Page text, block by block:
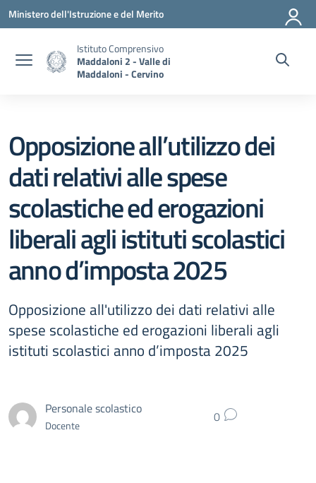
Vai ai contenuti
Vai al menu di navigazione
Vai al footer
Ministero dell'Istruzione e del Merito
Istituto Comprensivo
Maddaloni 2 - Valle di
Maddaloni - Cervino
Opposizione all’utilizzo dei
dati relativi alle spese
scolastiche ed erogazioni
liberali agli istituti scolastici
anno d’imposta 2025
Opposizione all'utilizzo dei dati relativi alle
spese scolastiche ed erogazioni liberali agli
istituti scolastici anno d’imposta 2025
Personale scolastico
Docente 0